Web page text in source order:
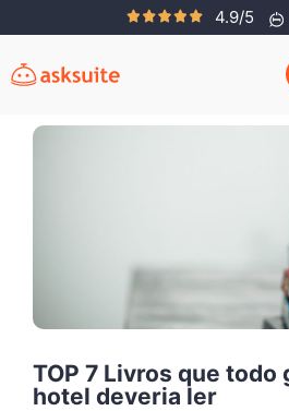
4.9/5
Janeiro 17,
TOP 7 Livros que todo
hotel deveria ler